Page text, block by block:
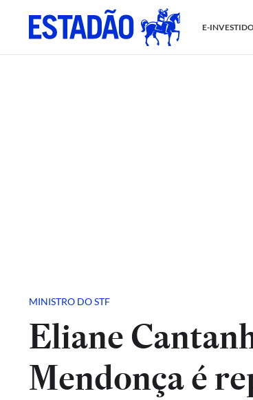
E-
MINISTRO DO STF
Eliane
Mendonça é